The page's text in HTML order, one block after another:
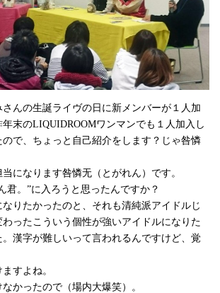
さんの生誕ライヴの日に新メンバーが１人加
年末のLIQUIDROOMワンマンでも１人加入し
で、ちょっと自己紹介をします？じゃ咎憐
になります咎憐无（とがれん）です。
君。”に入ろうと思ったんですか？
りたかったのと、それも清純派アイドルじ
ったこういう個性が強いアイドルになりた
漢字が難しいって言われるんですけど、覚
すよね。
かったので（場内大爆笑）。